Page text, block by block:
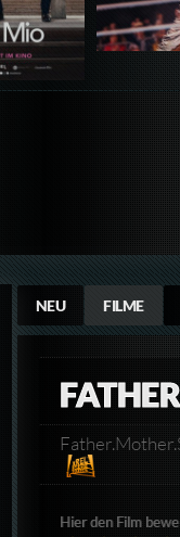
NEU FILME
Hier den Film